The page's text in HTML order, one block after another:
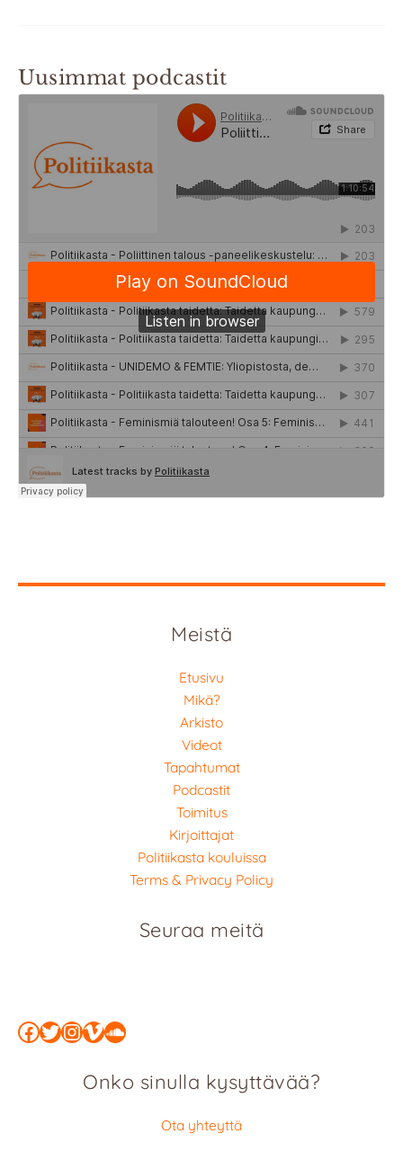
Uusimmat podcastit
Meistä
Etusivu
Mikä?
Arkisto
Videot
Tapahtumat
Podcastit
Toimitus
Kirjoittajat
Politiikasta kouluissa
Terms & Privacy Policy
Seuraa meitä
Facebook
Twitter
Instagram
Vimeo
SoundCloud
Onko sinulla kysyttävää?
Ota yhteyttä